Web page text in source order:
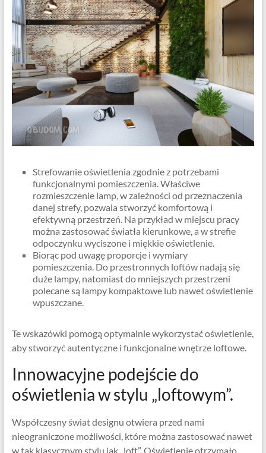
Strefowanie oświetlenia zgodnie z potrzebami
funkcjonalnymi pomieszczenia. Właściwe
rozmieszczenie lamp, w zależności od przeznaczenia
danej strefy, pozwala stworzyć komfortową i
efektywną przestrzeń. Na przykład w miejscu pracy
można zastosować światła kierunkowe, a w strefie
odpoczynku wyciszone i miękkie oświetlenie.
Biorąc pod uwagę proporcje i wymiary
pomieszczenia. Do przestronnych loftów nadają się
duże lampy, natomiast do mniejszych przestrzeni
polecane są lampy kompaktowe lub nawet oświetlenie
wpuszczane.
Te wskazówki pomogą optymalnie wykorzystać oświetlenie,
aby stworzyć autentyczne i funkcjonalne wnętrze loftowe.
Innowacyjne podejście do
oświetlenia w stylu „loftowym”.
Współczesny świat designu otwiera przed nami
nieograniczone możliwości, które można zastosować nawet
w tak klasycznym stylu jak „loft”. Oświetlenie otrzymało